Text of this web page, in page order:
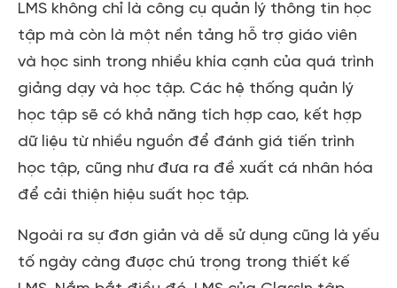
LMS không chỉ là công cụ quản lý thông tin học
tập mà còn là một nền tảng hỗ trợ giáo viên
và học sinh trong nhiều khía cạnh của quá trình
giảng dạy và học tập. Các hệ thống quản lý
học tập sẽ có khả năng tích hợp cao, kết hợp
dữ liệu từ nhiều nguồn để đánh giá tiến trình
học tập, cũng như đưa ra đề xuất cá nhân hóa
để cải thiện hiệu suất học tập.
Ngoài ra sự đơn giản và dễ sử dụng cũng là yếu
tố ngày càng được chú trọng trong thiết kế